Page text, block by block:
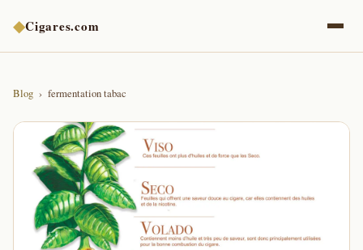
◆Cigares.com
Blog fermentation tabac